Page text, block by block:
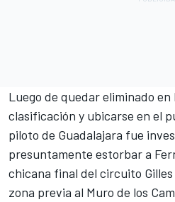
Luego de quedar eliminado
clasificación y ubicarse en el
piloto de Guadalajara fue
presuntamente estorbar a
chicana final del circuito
zona previa al Muro de los